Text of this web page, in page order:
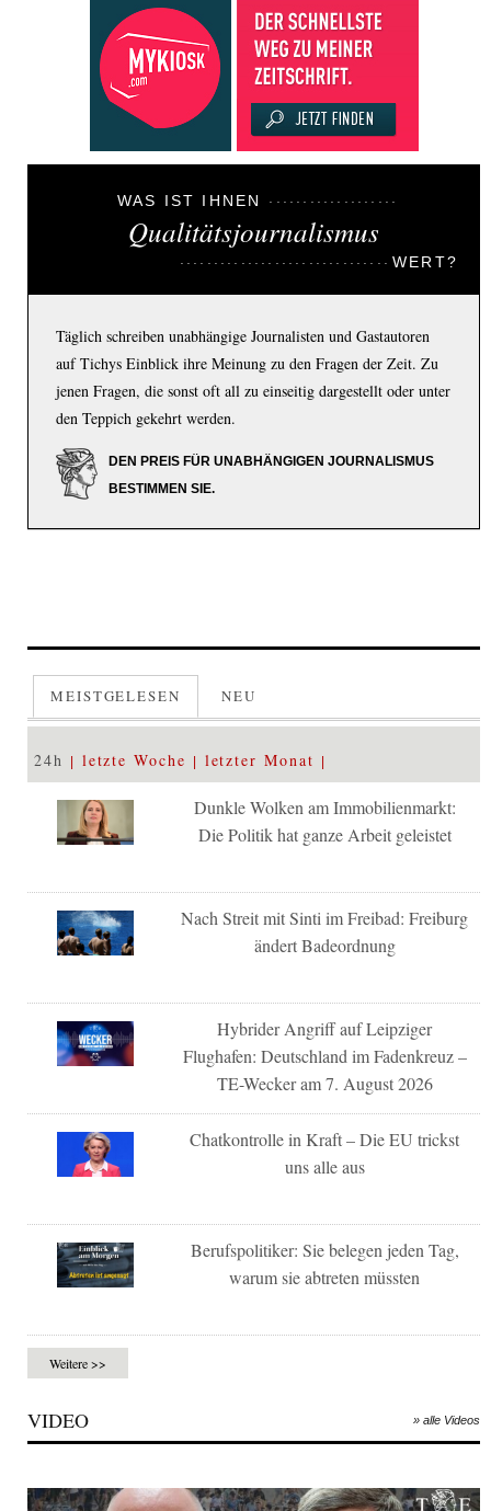
WAS IST IHNEN
Qualitätsjournalismus
WERT?
Täglich schreiben unabhängige Journalisten und Gastautoren
auf Tichys Einblick ihre Meinung zu den Fragen der Zeit. Zu
jenen Fragen, die sonst oft all zu einseitig dargestellt oder unter
den Teppich gekehrt werden.
DEN PREIS FÜR UNABHÄNGIGEN JOURNALISMUS
BESTIMMEN SIE.
MEISTGELESEN NEU
24h letzte Woche letzter Monat
Dunkle Wolken am Immobilienmarkt:
Die Politik hat ganze Arbeit geleistet
Nach Streit mit Sinti im Freibad: Freiburg
ändert Badeordnung
Hybrider Angriff auf Leipziger
Flughafen: Deutschland im Fadenkreuz –
TE-Wecker am 7. August 2026
Chatkontrolle in Kraft – Die EU trickst
uns alle aus
Berufspolitiker: Sie belegen jeden Tag,
warum sie abtreten müssten
Weitere >>
VIDEO » alle Videos